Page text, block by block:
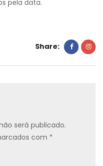
pela data.
Share:
será publicado.
com *